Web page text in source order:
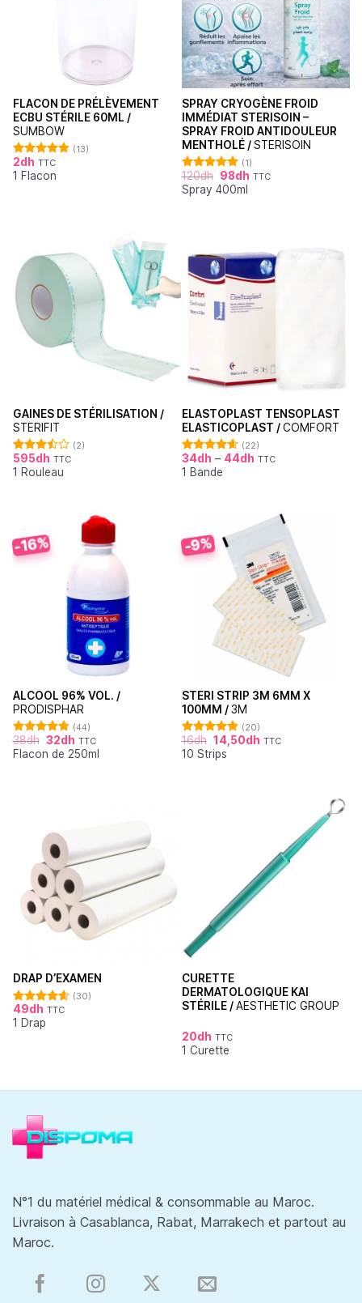
FLACON DE PRÉLÈVEMENT
ECBU STÉRILE 60ML /
SUMBOW
Note 4.92
sur 5
(13)
2dh TTC
1 Flacon
SPRAY CRYOGÈNE FROID
IMMÉDIAT STERISOIN –
SPRAY FROID ANTIDOULEUR
MENTHOLÉ /STERISOIN
Note5.00
sur 5
(1)
120dh 98dh TTC
Spray 400ml
GAINES DE STÉRILISATION /
STERIFIT
Note
3.50sur
(2)
595dh TTC
1 Rouleau
ELASTOPLAST TENSOPLAST
ELASTICOPLAST /COMFORT
Note4.64
sur 5
(22)
34dh – 44dh TTC
1 Bande
-16%
ALCOOL 96% VOL. /
PRODISPHAR
Note 4.77
sur 5
(44)
38dh 32dh TTC
Flacon de 250ml
-9%
STERI STRIP 3M 6MM X
100MM /3M
Note
4.95
sur 5
(20)
16dh 14,50dh TTC
10 Strips
DRAP D’EXAMEN
Note4.62
sur 5
(30)
49dh TTC
1 Drap
CURETTE
DERMATOLOGIQUE KAI
STÉRILE /AESTHETIC GROUP
20dh TTC
1 Curette
N°1 du matériel médical & consommable au Maroc.
Livraison à Casablanca, Rabat, Marrakech et partout au
Maroc.